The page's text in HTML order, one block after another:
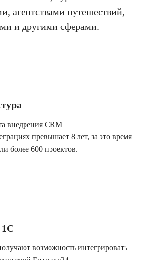
агентствами путешествий,
и другими сферами.
внедрения CRM
превышает 8 лет, за это время
более 600 проектов.
возможность интегрировать